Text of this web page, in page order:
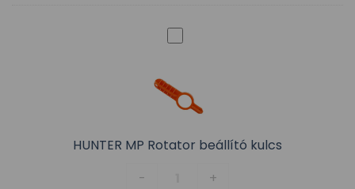
HUNTER MP Rotator beállító kulcs
-
+